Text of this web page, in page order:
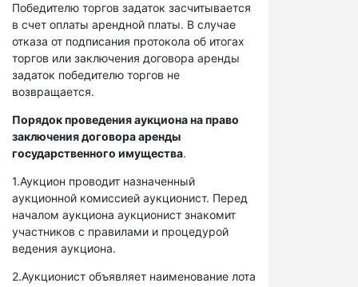
Победителю торгов задаток засчитывается
в счет оплаты арендной платы. В случае
отказа от подписания протокола об итогах
торгов или заключения договора аренды
задаток победителю торгов не
возвращается.
Порядок проведения аукциона на право
заключения договора аренды
государственного имущества.
1.Аукцион проводит назначенный
аукционной комиссией аукционист. Перед
началом аукциона аукционист знакомит
участников с правилами и процедурой
ведения аукциона.
2.Аукционист объявляет наименование лота